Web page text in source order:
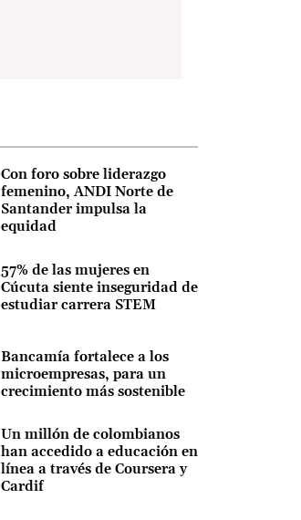
Con foro sobre liderazgo
femenino, ANDI Norte de
Santander impulsa la
equidad
57% de las mujeres en
Cúcuta siente inseguridad de
estudiar carrera STEM
Bancamía fortalece a los
microempresas, para un
crecimiento más sostenible
Un millón de colombianos
han accedido a educación en
línea a través de Coursera y
Cardif